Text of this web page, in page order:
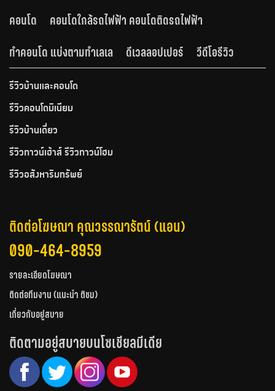
คอนโด
คอนโดใกล้รถไฟฟ้า คอนโดติดรถไฟฟ้า
ทำคอนโด แบ่งตามทำเลเล
ดีเวลลอปเปอร์ วีดีโอรีวิว
รีวิวบ้านและคอนโด
รีวิวคอนโดมิเนียม
รีวิวบ้านเดี่ยว
รีวิวทาวน์เฮ้าส์ รีวิวทาวน์โฮม
รีวิวอสังหาริมทรัพย์
ติดต่อโฆษณา คุณวรรณารัตน์ (แอน)
090-464-8959
รายละเอียดโฆษณา
ติดต่อทีมงาน (แนะนำ ติชม)
เกี่ยวกับอยู่สบาย
ติดตามอยู่สบายบนโซเชียลมีเดีย